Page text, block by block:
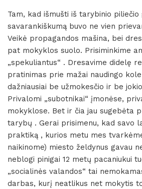
Tam, kad išmušti iš tarybinio
savarankiškumą buvo ne vien
Veikė propagandos mašina, bei
pat mokyklos suolo. Prisiminkime
„spekuliantus“ . Dresavime didelę
pratinimas prie mažai naudingo
dažniausiai be užmokesčio ir be
Privalomi „subotnikai“ įmonėse,
mokyklose. Bet ir čia jau sugebėta
tarybų . Gerai prisimenu, kad savo
praktiką , kurios metu mes
naikinome) miesto želdynus gavau
neblogi pinigai 12 metų pacaniukui
„socialinės valandos“ tai
darbas, kurį neatlikus net mokytis